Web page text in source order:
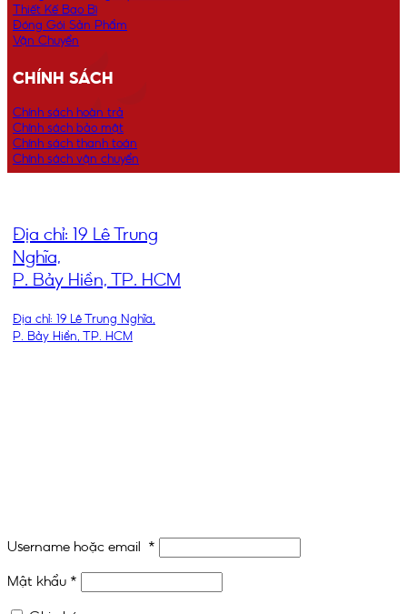
Thiết Kế Bao Bì
Đóng Gói Sản Phẩm
Vận Chuyển
CHÍNH SÁCH
Chính sách hoàn trả
Chính sách bảo mật
Chính sách thanh toán
Chính sách vận chuyển
Địa chỉ: 19 Lê Trung
Nghĩa,
P. Bảy Hiền, TP. HCM
Địa chỉ: 19 Lê Trung Nghĩa,
P. Bảy Hiền, TP. HCM
Username hoặc email *
Mật khẩu *